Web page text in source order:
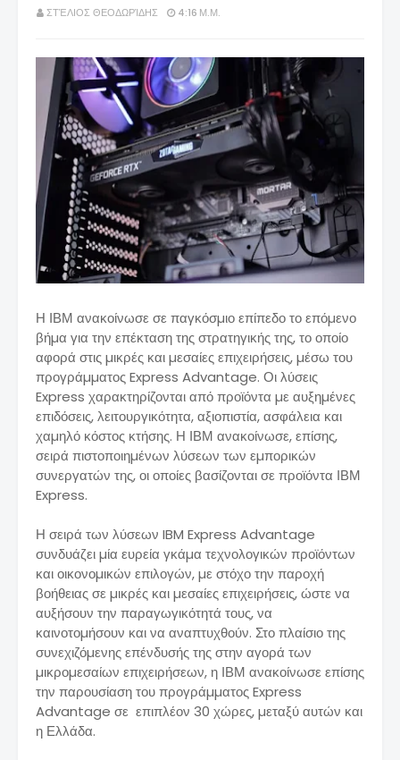
ΣΤΈΛΙΟΣ ΘΕΟΔΩΡΊΔΗΣ 4:16 Μ.Μ.
Η ΙΒΜ ανακοίνωσε σε παγκόσµιο επίπεδο το επόµενο
βήµα για την επέκταση της στρατηγικής της, το οποίο
αφορά στις µικρές και µεσαίες επιχειρήσεις, µέσω του
προγράµµατος Express Advantage. Οι λύσεις
Express χαρακτηρίζονται από προϊόντα µε αυξηµένες
επιδόσεις, λειτουργικότητα, αξιοπιστία, ασφάλεια και
χαµηλό κόστος κτήσης. Η ΙΒΜ ανακοίνωσε, επίσης,
σειρά πιστοποιηµένων λύσεων των εµπορικών
συνεργατών της, οι οποίες βασίζονται σε προϊόντα ΙΒΜ
Express.
Η σειρά των λύσεων IBM Express Advantage
συνδυάζει µία ευρεία γκάµα τεχνολογικών προϊόντων
και οικονοµικών επιλογών, µε στόχο την παροχή
βοήθειας σε µικρές και µεσαίες επιχειρήσεις, ώστε να
αυξήσουν την παραγωγικότητά τους, να
καινοτοµήσουν και να αναπτυχθούν. Στο πλαίσιο της
συνεχιζόµενης επένδυσής της στην αγορά των
µικροµεσαίων επιχειρήσεων, η ΙΒΜ ανακοίνωσε επίσης
την παρουσίαση του προγράµµατος Express
Advantage σε επιπλέον 30 χώρες, µεταξύ αυτών και
η Ελλάδα.